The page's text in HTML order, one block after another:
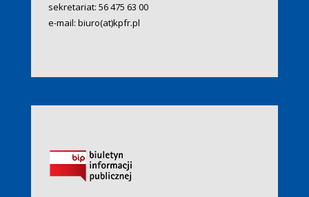
sekretariat: 56 475 63 00
e-mail: biuro(at)kpfr.pl